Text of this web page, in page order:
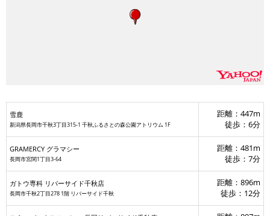
雪鹿
雪鹿
新潟県長岡市千秋3丁目315-1 千秋ふるさとの森公園アトリウム 1F
距離：447m
徒歩：6分
GRAMERCY グラマシー
長岡市宮関1丁目3-64
距離：481m
徒歩：7分
ガトウ専科 リバーサイド千秋店
長岡市千秋2丁目278 1階 リバーサイド千秋
距離：896m
徒歩：12分